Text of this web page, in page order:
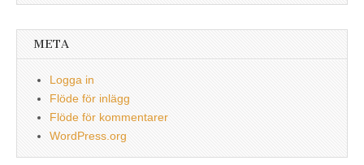
META
Logga in
Flöde för inlägg
Flöde för kommentarer
WordPress.org